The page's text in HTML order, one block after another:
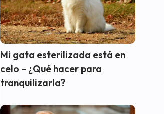
Mi gata esterilizada está en
celo – ¿Qué hacer para
tranquilizarla?